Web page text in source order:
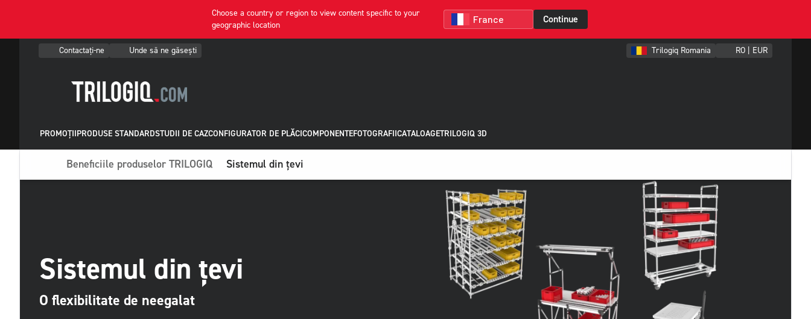
Choose a country or region to view content specific to your
geographic location
Continue
Contactați-ne Unde să ne găsești Trilogiq Romania RO | EUR
PROMOȚIIPRODUSE STANDARDSTUDII DE CAZCONFIGURATOR DE PLĂCICOMPONENTEFOTOGRAFIICATALOAGETRILOGIQ 3D
Beneficiile produselor TRILOGIQ Sistemul din țevi
Sistemul din țevi
O flexibilitate de neegalat